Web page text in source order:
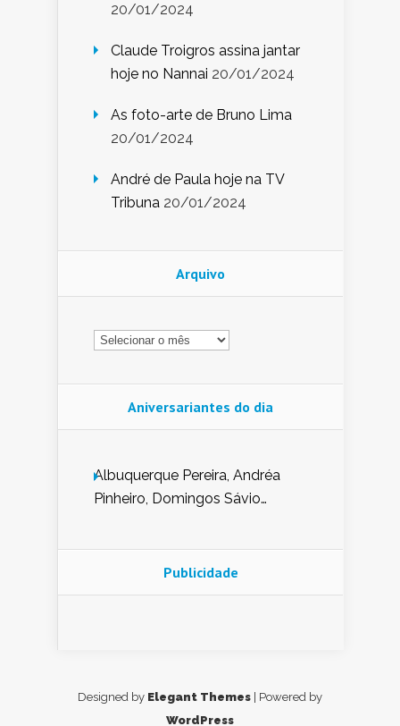
20/01/2024
Claude Troigros assina jantar
hoje no Nannai 20/01/2024
As foto-arte de Bruno Lima
20/01/2024
André de Paula hoje na TV
Tribuna 20/01/2024
Arquivo
Arquivo
Aniversariantes do dia
Albuquerque Pereira, Andréa
Pinheiro, Domingos Sávio
Nunes de Sena, Fátima Peixoto,
Glória Pereira, Kátia Mesel,
Publicidade
Designed by Elegant Themes | Powered by
WordPress